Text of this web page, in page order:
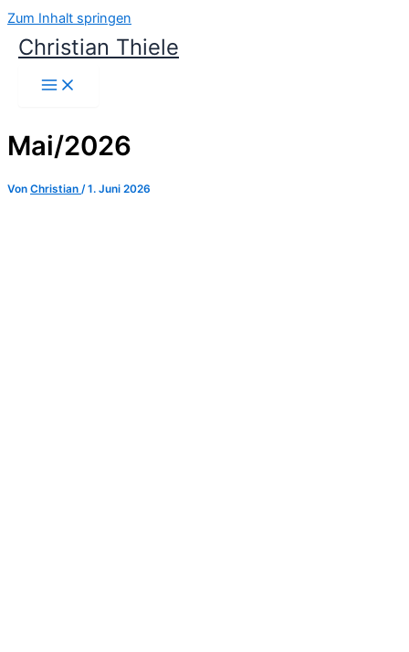
Zum Inhalt springen
Christian Thiele
Mai/2026
Von Christian /1. Juni 2026